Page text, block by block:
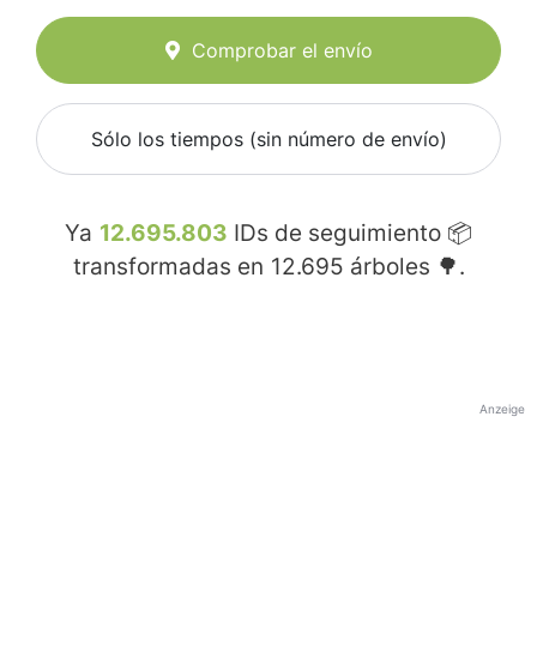
Comprobar el envío
Sólo los tiempos (sin número de envío)
Ya 12.695.803 IDs de seguimiento 📦
transformadas en 12.695 árboles 🌳.
Anzeige